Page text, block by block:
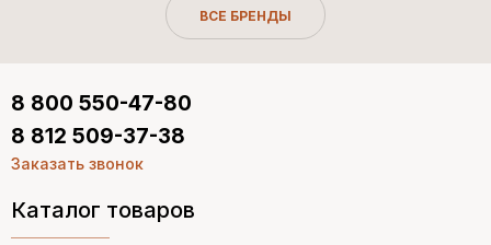
ВСЕ БРЕНДЫ
Каталог товаров
8 800 550-47-80
8 812 509-37-38
Заказать звонок